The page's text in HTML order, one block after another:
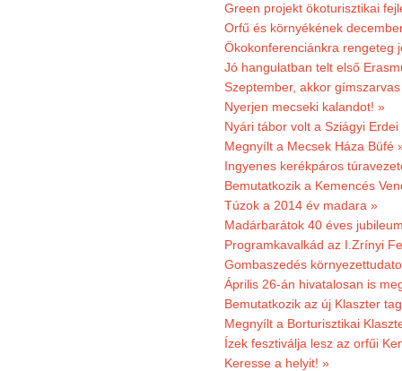
Green projekt ökoturisztikai
Orfű és környékének
Ökokonferenciánkra rengeteg
Jó hangulatban telt első
Szeptember, akkor
Nyerjen mecseki kalandot! »
Nyári tábor volt a Sziágyi
Megnyílt a Mecsek Háza Büfé
Ingyenes kerékpáros
Bemutatkozik a Kemencés
Túzok a 2014 év madara »
Madárbarátok 40 éves
Programkavalkád az I.Zrínyi
Gombaszedés
Április 26-án hivatalosan is
Bemutatkozik az új Klaszter
Megnyílt a Borturisztikai
Ízek fesztiválja lesz az orfűi
Keresse a helyit! »